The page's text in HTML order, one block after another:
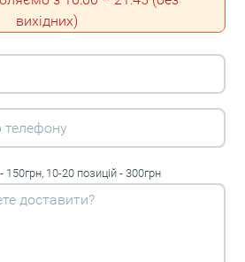
вихідних)
150грн, 10-20 позицій - 300грн